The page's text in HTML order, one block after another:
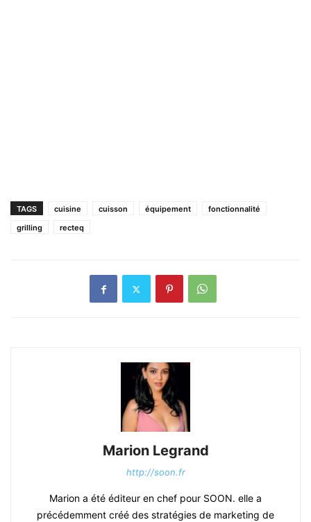
TAGS cuisine cuisson équipement
fonctionnalité
grilling
recteq
Marion Legrand
http://soon.fr
Marion a été éditeur en chef pour SOON. elle a
précédemment créé des stratégies de marketing de